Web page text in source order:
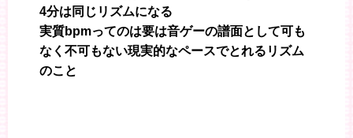
4分は同じリズムになる
実質bpmってのは要は音ゲーの譜面として可も
なく不可もない現実的なペースでとれるリズム
のこと